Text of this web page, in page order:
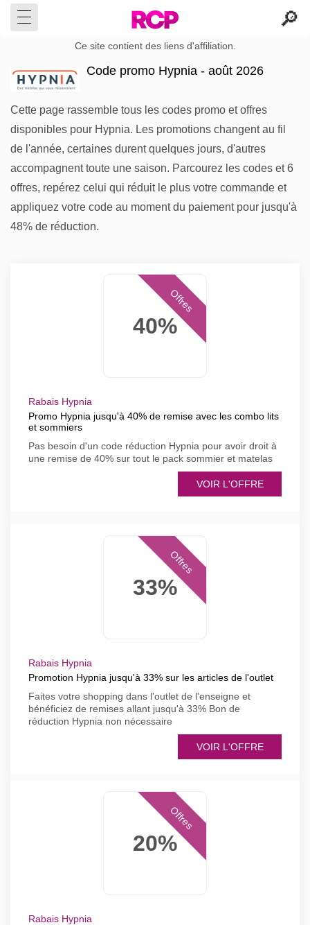
Ce site contient des liens d'affiliation.
Code promo Hypnia - août 2026
Cette page rassemble tous les codes promo et offres
disponibles pour Hypnia. Les promotions changent au fil
de l'année, certaines durent quelques jours, d'autres
accompagnent toute une saison. Parcourez les codes et 6
offres, repérez celui qui réduit le plus votre commande et
appliquez votre code au moment du paiement pour jusqu'à
48% de réduction.
40%
Offres
Rabais Hypnia
Promo Hypnia jusqu'à 40% de remise avec les combo lits
et sommiers
Pas besoin d'un code réduction Hypnia pour avoir droit à
une remise de 40% sur tout le pack sommier et matelas
VOIR L'OFFRE
33%
Offres
Rabais Hypnia
Promotion Hypnia jusqu'à 33% sur les articles de l'outlet
Faites votre shopping dans l'outlet de l'enseigne et
bénéficiez de remises allant jusqu'à 33% Bon de
réduction Hypnia non nécessaire
VOIR L'OFFRE
20%
Offres
Rabais Hypnia